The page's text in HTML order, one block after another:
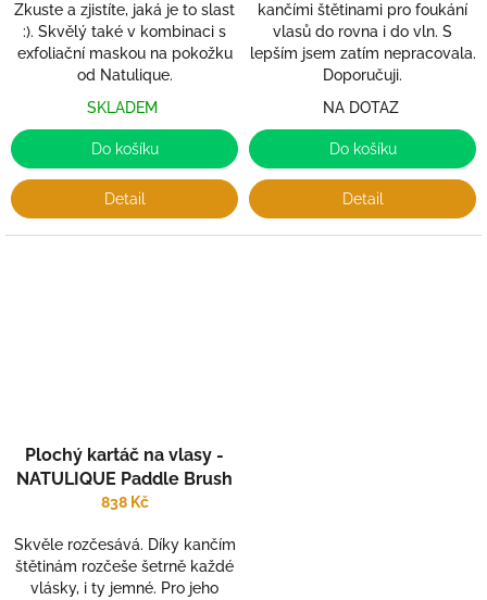
Zkuste a zjistíte, jaká je to slast
:). Skvělý také v kombinaci s
exfoliační maskou na pokožku
od Natulique.
SKLADEM
Do košíku
Detail
kančími štětinami pro foukání
vlasů do rovna i do vln. S
lepším jsem zatím nepracovala.
Doporučuji.
NA DOTAZ
Do košíku
Detail
Plochý kartáč na vlasy -
NATULIQUE Paddle Brush
838 Kč
Skvěle rozčesává. Díky kančím
štětinám rozčeše šetrně každé
vlásky, i ty jemné. Pro jeho